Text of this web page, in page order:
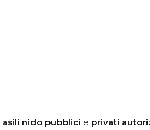
asili nido pubblici e privati